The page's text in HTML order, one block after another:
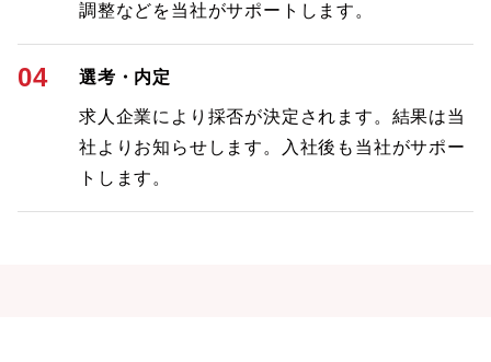
調整などを当社がサポートします。
04 選考・内定
求人企業により採否が決定されます。結果は当
社よりお知らせします。入社後も当社がサポー
トします。